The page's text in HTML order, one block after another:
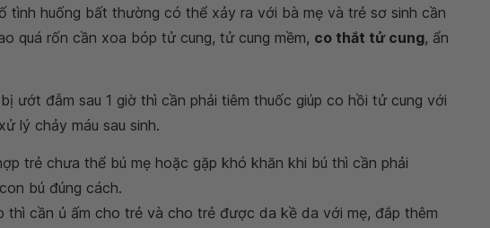
tình huống bất thường có thể xảy ra với bà mẹ và trẻ sơ sinh cần
quá rốn cần xoa bóp tử cung, tử cung mềm, co thắt tử cung, ẩn
ướt đẫm sau 1 giờ thì cần phải tiêm thuốc giúp co hồi tử cung với
lý chảy máu sau sinh.
trẻ chưa thể bú mẹ hoặc gặp khó khăn khi bú thì cần phải
bú đúng cách.
thì cần ủ ấm cho trẻ và cho trẻ được da kề da với mẹ, đắp thêm